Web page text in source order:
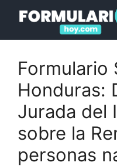
contenido
Formulario
Honduras:
Jurada del
sobre la
personas